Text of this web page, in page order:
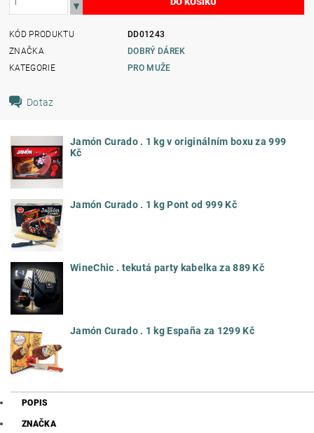
KÓD PRODUKTU
DD01243
ZNAČKA
DOBRÝ DÁREK
KATEGORIE
PRO MUŽE
Dotaz
Jamón Curado . 1 kg v originálním boxu za 999
Kč
Jamón Curado . 1 kg Pont od 999 Kč
WineChic . tekutá party kabelka za 889 Kč
Jamón Curado . 1 kg España za 1299 Kč
POPIS
ZNAČKA